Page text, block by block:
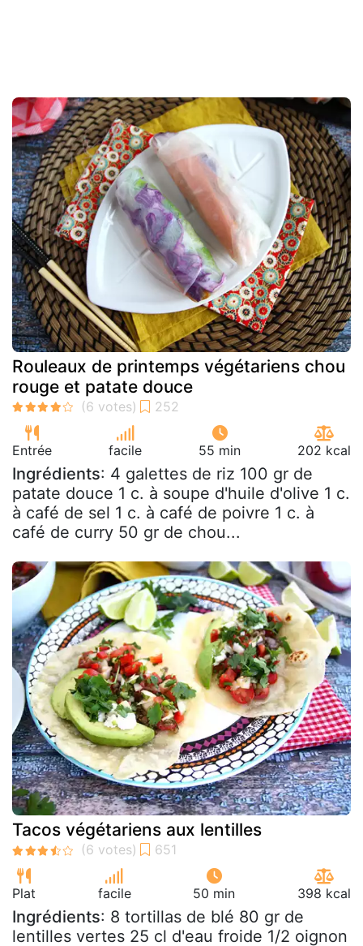
Rouleaux de printemps végétariens chou
rouge et patate douce
Entrée facile 55 min 202 kcal
Ingrédients: 4 galettes de riz 100 gr de
patate douce 1 c. à soupe d'huile d'olive 1 c.
à café de sel 1 c. à café de poivre 1 c. à
café de curry 50 gr de chou...
Tacos végétariens aux lentilles
Plat facile 50 min 398 kcal
Ingrédients: 8 tortillas de blé 80 gr de
lentilles vertes 25 cl d'eau froide 1/2 oignon